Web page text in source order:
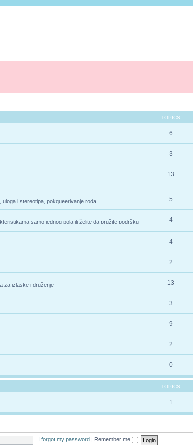
TOPICS
6
3
13
i stereotipa, pokqueerivanje roda. 5
samo jednog pola ili želite da pružite podršku
4
4
2
za izlaske i druženje 13
3
9
2
0
TOPICS
1
I forgot my password Remember me